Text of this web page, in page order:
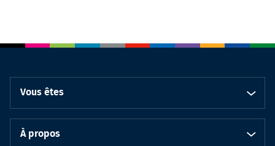
Vous êtes
À propos